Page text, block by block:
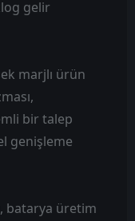
gelir
marjlı ürün
bir talep
genişleme
batarya üretim